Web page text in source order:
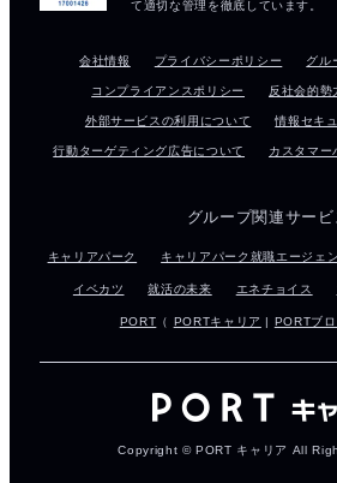
会社情報 プライバシーポリシー グル
コンプライアンスポリシー 反社会的勢
外部サービスの利用について 情報セキ
行動ターゲティング広告について カスタマー